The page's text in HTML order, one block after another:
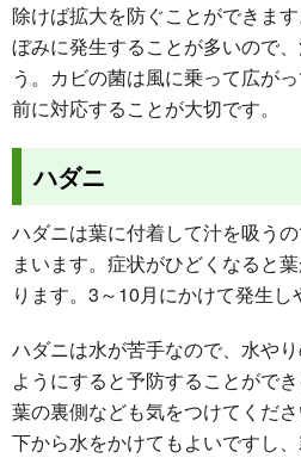
除けば拡大を防ぐことができま
ぼみに発生することが多いので
う。カビの菌は風に乗って広が
前に対応することが大切です。
ハダニ
ハダニは葉に付着して汁を吸う
まいます。症状がひどくなると
ります。3～10月にかけて発生し
ハダニは水が苦手なので、水や
ようにすると予防することがで
葉の裏側なども気をつけてくだ
下から水をかけてもよいですし